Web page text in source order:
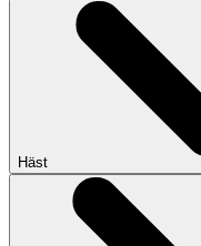
Häst